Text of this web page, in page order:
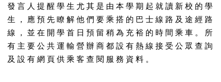
發 言 人 提 醒 學 生 尤 其 是 由 本 學 期 起 就 讀 新 校 的 學
生 ， 應 預 先 瞭 解 他 們 要 乘 搭 的 巴 士 線 路 及 途 經 路
線 ， 並 在 開 學 首 日 預 留 稍 為 充 裕 的 時 間 乘 車 。 所
有 主 要 公 共 運 輸 營 辦 商 都 設 有 熱 線 接 受 公 眾 查 詢
及 設 有 網 頁 供 乘 客 查 閱 服 務 資 料 。